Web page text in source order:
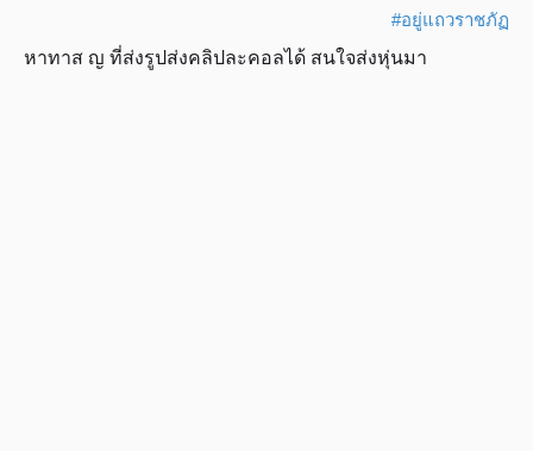
#อยู่แถวราชภัฏ
หาทาส ญ ที่ส่งรูปส่งคลิปละคอลได้ สนใจส่งหุ่นมา